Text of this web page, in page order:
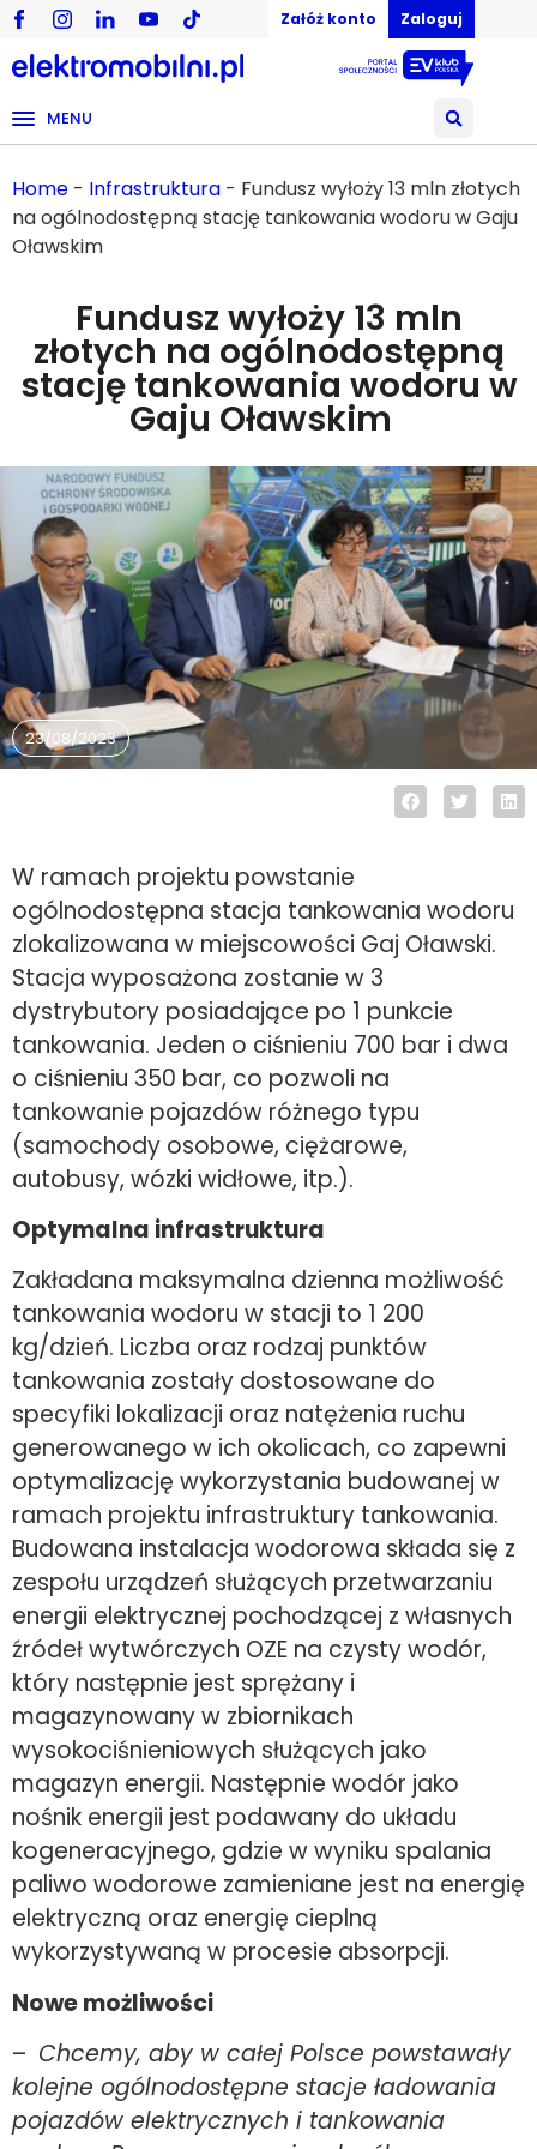
Załóż konto Zaloguj
MENU
Home - Infrastruktura - Fundusz wyłoży 13 mln złotych
na ogólnodostępną stację tankowania wodoru w Gaju
Oławskim
Fundusz wyłoży 13 mln
złotych na ogólnodostępną
stację tankowania wodoru w
Gaju Oławskim
23/08/2023
W ramach projektu powstanie
ogólnodostępna stacja tankowania wodoru
zlokalizowana w miejscowości Gaj Oławski.
Stacja wyposażona zostanie w 3
dystrybutory posiadające po 1 punkcie
tankowania. Jeden o ciśnieniu 700 bar i dwa
o ciśnieniu 350 bar, co pozwoli na
tankowanie pojazdów różnego typu
(samochody osobowe, ciężarowe,
autobusy, wózki widłowe, itp.).
Optymalna infrastruktura
Zakładana maksymalna dzienna możliwość
tankowania wodoru w stacji to 1 200
kg/dzień. Liczba oraz rodzaj punktów
tankowania zostały dostosowane do
specyfiki lokalizacji oraz natężenia ruchu
generowanego w ich okolicach, co zapewni
optymalizację wykorzystania budowanej w
ramach projektu infrastruktury tankowania.
Budowana instalacja wodorowa składa się z
zespołu urządzeń służących przetwarzaniu
energii elektrycznej pochodzącej z własnych
źródeł wytwórczych OZE na czysty wodór,
który następnie jest sprężany i
magazynowany w zbiornikach
wysokociśnieniowych służących jako
magazyn energii. Następnie wodór jako
nośnik energii jest podawany do układu
kogeneracyjnego, gdzie w wyniku spalania
paliwo wodorowe zamieniane jest na energię
elektryczną oraz energię cieplną
wykorzystywaną w procesie absorpcji.
Nowe możliwości
– Chcemy, aby w całej Polsce powstawały
kolejne ogólnodostępne stacje ładowania
pojazdów elektrycznych i tankowania